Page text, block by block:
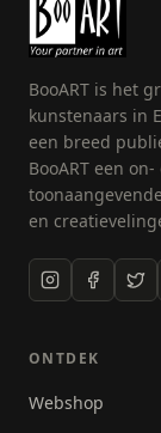
foto’s in
BooART is het
kunstenaars in
een breed
BooART een
en
ONTDEK
Webshop